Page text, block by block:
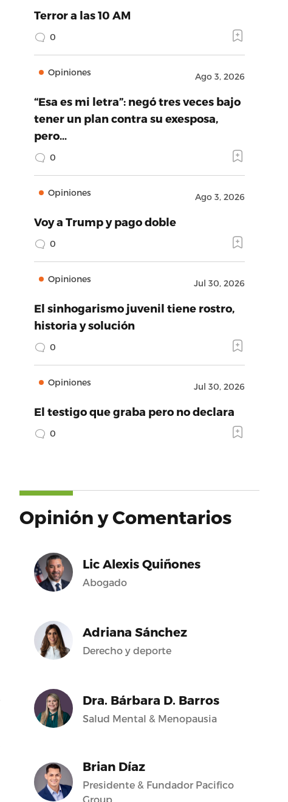
Terror a las 10 AM
0
Opiniones Ago 3, 2026
“Esa es mi letra”: negó tres veces bajo
tener un plan contra su exesposa,
pero…
0
Opiniones Ago 3, 2026
Voy a Trump y pago doble
0
Opiniones Jul 30, 2026
El sinhogarismo juvenil tiene rostro,
historia y solución
0
Opiniones Jul 30, 2026
El testigo que graba pero no declara
0
Opinión y Comentarios
Lic Alexis Quiñones
Abogado
Adriana Sánchez
Derecho y deporte
Dra. Bárbara D. Barros
Salud Mental & Menopausia
Brian Díaz
Presidente & Fundador Pacifico
Group